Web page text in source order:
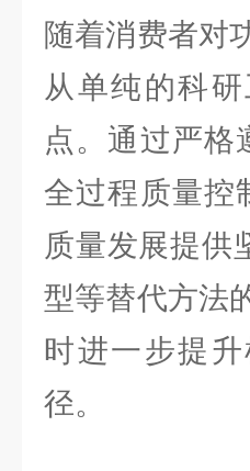
随着消费者对
从单纯的科
点。通过严格
全过程质量控
质量发展提供
型等替代方法
时进一步提
径。